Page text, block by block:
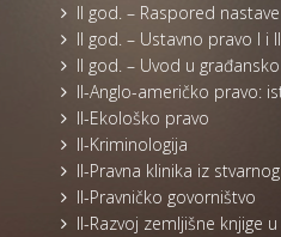
II god. – Raspored
II god. – Ustavno pravo I i II
II god. – Uvod u
II-Anglo-američko pravo:
II-Ekološko pravo
II-Kriminologija
II-Pravna klinika iz
II-Pravničko govorništvo
II-Razvoj zemljišne knjige u